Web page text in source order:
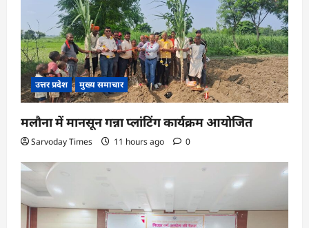
उत्तर प्रदेश मुख्य समाचार
मलौना में मानसून गन्ना प्लांटिंग कार्यक्रम आयोजित
Sarvoday Times 11 hours ago 0